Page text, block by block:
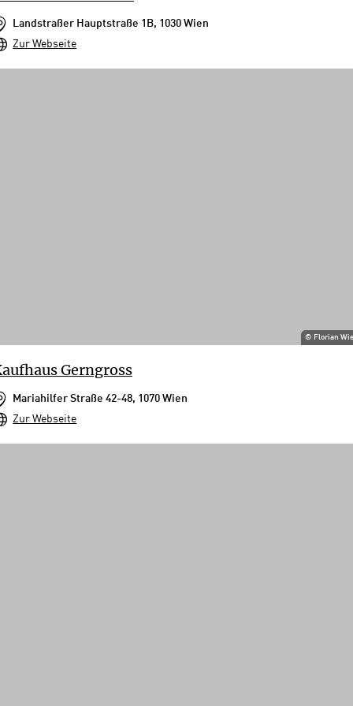
Landstraßer Hauptstraße 1B, 1030 Wien
Zur Webseite
© Florian
Gerngross
Mariahilfer Straße 42-48, 1070 Wien
Zur Webseite